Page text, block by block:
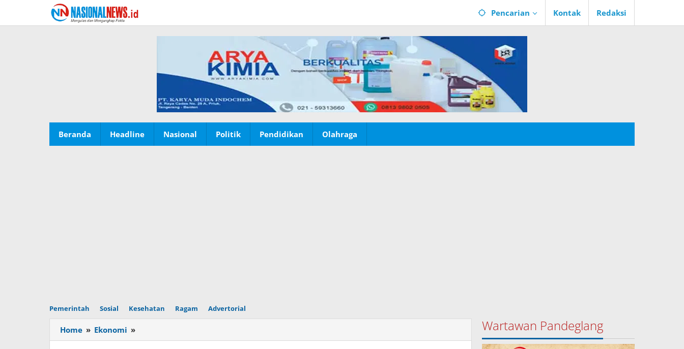
konten
Pencarian Kontak Redaksi
Beranda Headline Nasional Politik Pendidikan Olahraga
Pemerintah Sosial Kesehatan Ragam Advertorial
Home » Ekonomi »
Search
Wartawan Pandeglang